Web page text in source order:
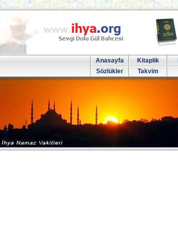
Anasayfa Kitaplik
Sözlükler
Takvim